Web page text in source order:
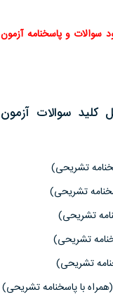
سوالات و پاسخنامه آزمون
سوالات آزمون